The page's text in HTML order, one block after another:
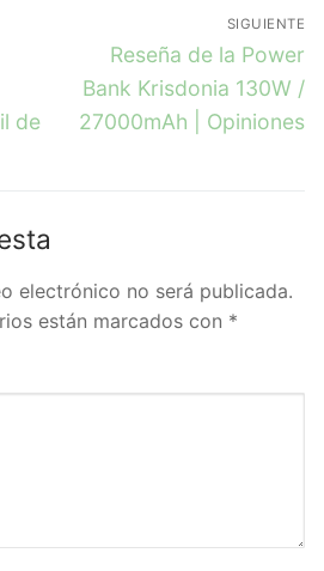
de
SIGUIENTE
Reseña de la Power
Bank Krisdonia 130W /
27000mAh | Opiniones
electrónico no será publicada.
están marcados con *